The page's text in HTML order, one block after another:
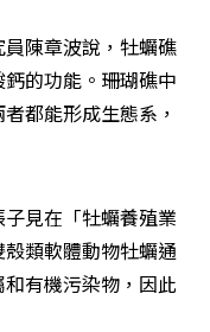
陳章波說，牡蠣礁
的功能。珊瑚礁中
都能形成生態系，
見在「牡蠣養殖業
類軟體動物牡蠣通
有機污染物，因此